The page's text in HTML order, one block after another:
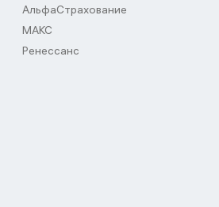
АльфаСтрахование
МАКС
Ренессанс